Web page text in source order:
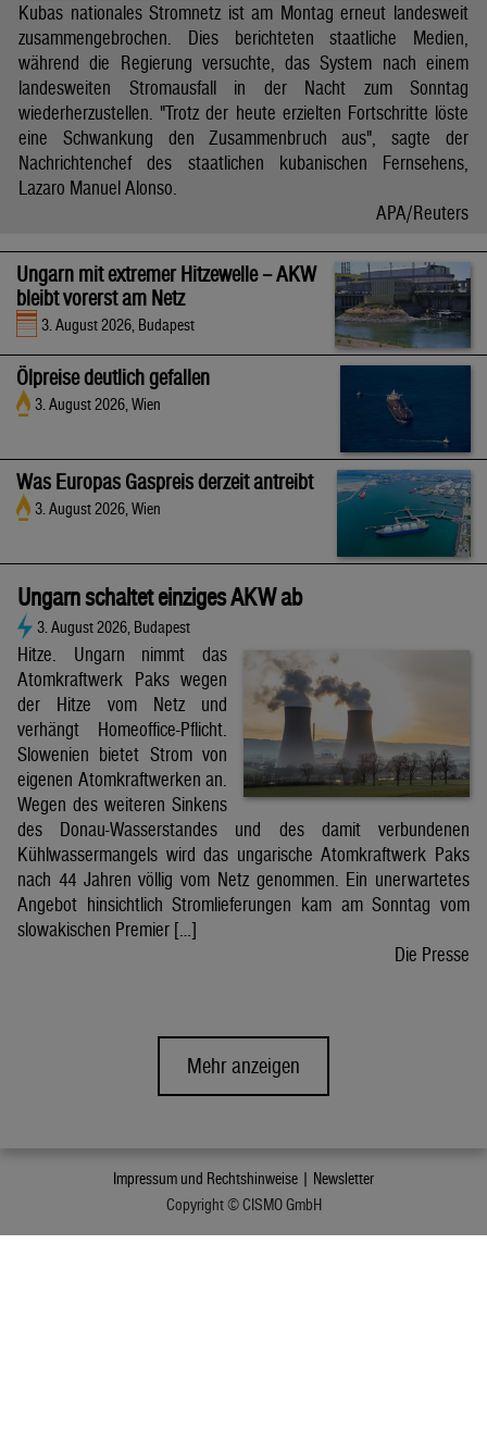
Kubas nationales Stromnetz ist am Montag erneut landesweit
zusammengebrochen. Dies berichteten staatliche Medien,
während die Regierung versuchte, das System nach einem
landesweiten Stromausfall in der Nacht zum Sonntag
wiederherzustellen. "Trotz der heute erzielten Fortschritte löste
eine Schwankung den Zusammenbruch aus", sagte der
Nachrichtenchef des staatlichen kubanischen Fernsehens,
Lazaro Manuel Alonso.
APA/Reuters
Ungarn mit extremer Hitzewelle – AKW
bleibt vorerst am Netz
3. August 2026, Budapest
Ölpreise deutlich gefallen
3. August 2026, Wien
Was Europas Gaspreis derzeit antreibt
3. August 2026, Wien
Ungarn schaltet einziges AKW ab
3. August 2026, Budapest
Hitze. Ungarn nimmt das
Atomkraftwerk Paks wegen
der Hitze vom Netz und
verhängt Homeoffice-Pflicht.
Slowenien bietet Strom von
eigenen Atomkraftwerken an.
Wegen des weiteren Sinkens
des Donau-Wasserstandes und des damit verbundenen
Kühlwassermangels wird das ungarische Atomkraftwerk Paks
nach 44 Jahren völlig vom Netz genommen. Ein unerwartetes
Angebot hinsichtlich Stromlieferungen kam am Sonntag vom
slowakischen Premier […]
Die Presse
Mehr anzeigen
Impressum und Rechtshinweise | Newsletter
Copyright © CISMO GmbH